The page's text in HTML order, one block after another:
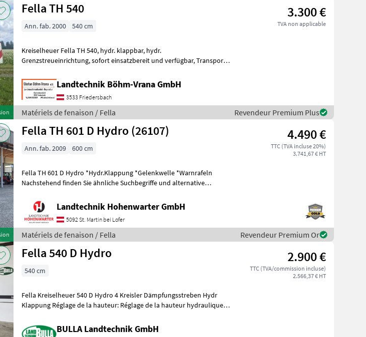
Fella TH 540 3.300 €
TVA non applicable
Ann. fab. 2000 540 cm
Kreiselheuer Fella TH 540, hydr. klappbar, hydr.
Grenzstreueinrichtung, sofort einsatzbereit und verfügbar, Transport
Landtechnik Böhm-Vrana GmbH
3533 Friedersbach
Matériels de fenaison / Fella Revendeur Premium Plus
Fella TH 601 D Hydro (26107) 4.490 €
TTC (TVA incluse 20%)
3.741,67 € HT
Ann. fab. 2009 600 cm
Fella TH 601 D Hydro *Hydr.Klappung *Gelenkwelle *Warnrafeln
Nachstehend finden Sie ähnliche Suchbegriffe und alternative
Landtechnik Hohenwarter GmbH
5092 St. Martin bei Lofer
Matériels de fenaison / Fella Revendeur Premium Or
Fella 540 D Hydro 2.900 €
TTC (TVA/commission incluse)
2.566,37 € HT
540 cm
Fella Kreiselheuer 540 D Hydro 4 Kreisler Dämpfungsstreben Hydr
Klappung Réglage de la hauteur: Réglage de la hauteur hydraulique,
BULLA Landtechnik GmbH